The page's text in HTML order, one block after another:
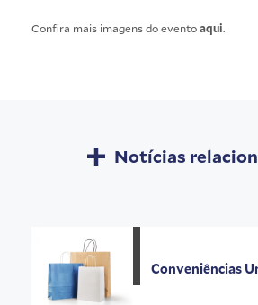
Confira mais imagens do eventoaqui.
Notícias
Conveniências